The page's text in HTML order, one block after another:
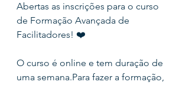
Abertas as inscrições para o curso
de Formação Avançada de
Facilitadores! ❤️
O curso é online e tem duração de
uma semana.Para fazer a formação,